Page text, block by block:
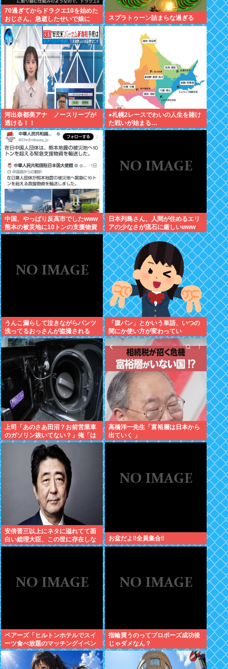
70過ぎてからドラクエ10を始めた
おじさん、急逝したせいで娘に
色々開示されてしまう
スプラトゥーン詰まらな過ぎる
河出奈都美アナ ノースリーブが
透ける！！
●札幌2レースでわいの人生を賭け
た戦いが始まる…
中国、やっぱり反高市でしたwww
熊本の被災地に10トンの支援物資
を輸送…
日本列島さん、人間が住めるエリ
アの少なさが流石に厳しいwww
うんこ漏らして泣きながらパンツ
洗ってるおっさんが盗撮される
「腹パン」とかいう単語、いつの
間にか使い方が変わってい
た・・・・・
上司「あのさあ田沼？お前営業車
のガソリン抜いてない？」俺「は
ぁ？どういうことすか？」上司
「自分の車に入れ替えたりしてな
い？？」⇒結果ｗｗ
高橋洋一先生「富裕層は日本から
出ていく 」
安倍晋三以上にネタに溢れてて面
白い総理大臣、この世に存在しな
い説www
お盆だよ‼全員集合‼
ペアーズ「ヒルトンホテルでスイ
ーツ食べ放題のマッチングイベン
トやるぞ。女2500円男7000円
な」→女だけ埋まるwww
指輪買うのってプロポーズ成功後
じゃダメなん？